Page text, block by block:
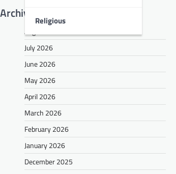
Religious
Archives
August 2026
July 2026
June 2026
May 2026
April 2026
March 2026
February 2026
January 2026
December 2025